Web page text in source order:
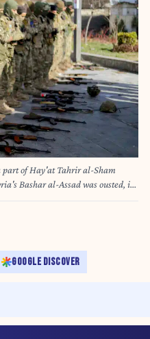
part of Hay'at Tahrir al-Sham
Bashar al-Assad was ousted, in
by Izzalden Alkasem/Middle
GOOGLE DISCOVER